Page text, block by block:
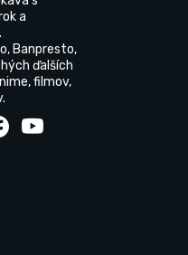
a
Banpresto,
ďalších
filmov,